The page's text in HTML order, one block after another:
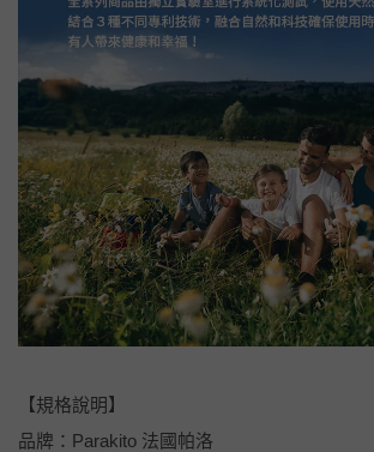
【規格說明】
品牌：Parakito 法國帕洛